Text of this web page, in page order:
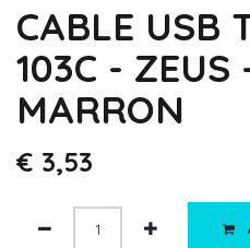
CABLE USB
103C - ZEUS
MARRON
€ 3,53